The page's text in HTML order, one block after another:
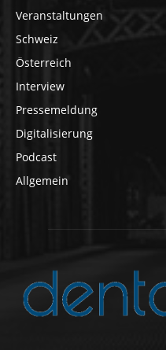
Veranstaltungen
Schweiz
Österreich
Interview
Pressemeldung
Digitalisierung
Podcast
Allgemein